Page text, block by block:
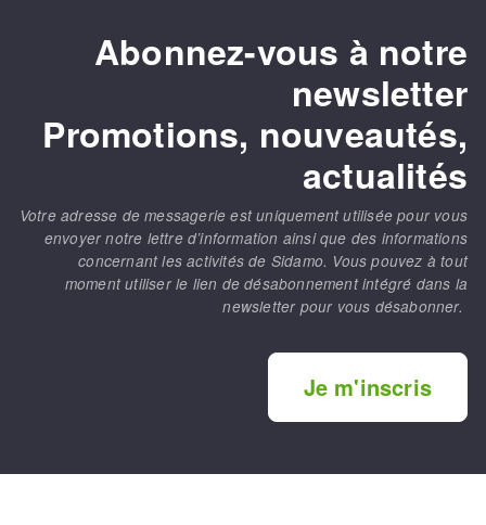
Abonnez-vous à notre
newsletter
Promotions, nouveautés,
actualités
Votre adresse de messagerie est uniquement utilisée pour vous
envoyer notre lettre d’information ainsi que des informations
concernant les activités de Sidamo. Vous pouvez à tout
moment utiliser le lien de désabonnement intégré dans la
newsletter pour vous désabonner.
Je m'inscris